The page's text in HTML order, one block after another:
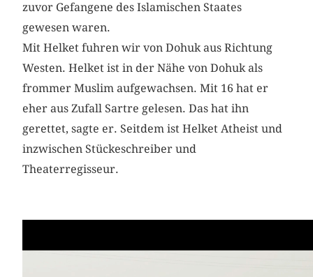
zuvor Gefangene des Islamischen Staates
gewesen waren.
Mit Helket fuhren wir von Dohuk aus Richtung
Westen. Helket ist in der Nähe von Dohuk als
frommer Muslim aufgewachsen. Mit 16 hat er
eher aus Zufall Sartre gelesen. Das hat ihn
gerettet, sagte er. Seitdem ist Helket Atheist und
inzwischen Stückeschreiber und
Theaterregisseur.